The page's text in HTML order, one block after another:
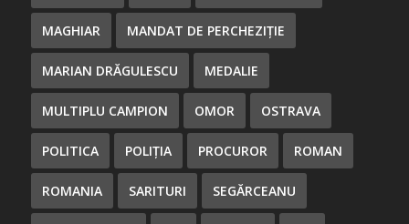
MAGHIAR MANDAT DE PERCHEZIȚIE
MARIAN DRĂGULESCU MEDALIE
MULTIPLU CAMPION OMOR OSTRAVA
POLITICA POLIȚIA PROCUROR ROMAN
ROMANIA SARITURI SEGĂRCEANU